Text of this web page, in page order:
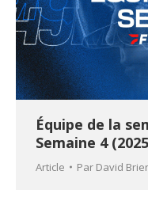
Équipe de la
Semaine 4
Article Par David